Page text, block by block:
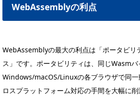
WebAssemblyの利点
WebAssemblyの最大の利点は「ポータビリ
ス」です。ポータビリティは、同じWasm
Windows/macOS/Linuxの各ブラウザで同一
ロスプラットフォーム対応の手間を大幅に